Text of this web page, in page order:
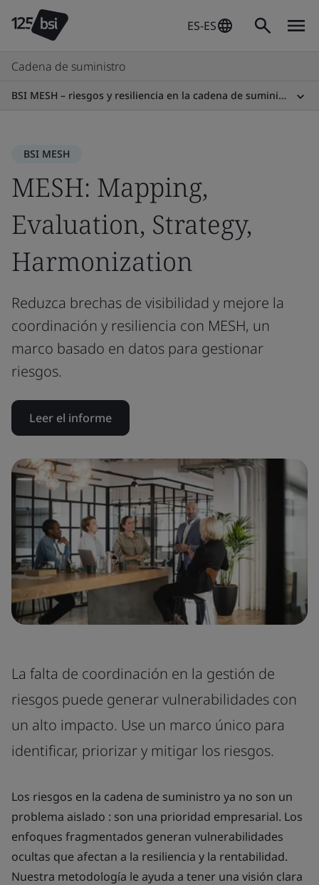
ES-ES
Cadena de suministro
BSI MESH – riesgos y resiliencia en la cadena de suministro
BSI MESH
MESH: Mapping,
Evaluation, Strategy,
Harmonization
Reduzca brechas de visibilidad y mejore la
coordinación y resiliencia con MESH, un
marco basado en datos para gestionar
riesgos.
Leer el informe
La falta de coordinación en la gestión de
riesgos puede generar vulnerabilidades con
un alto impacto. Use un marco único para
identificar, priorizar y mitigar los riesgos.
Los riesgos en la cadena de suministro ya no son un
problema aislado : son una prioridad empresarial. Los
enfoques fragmentados generan vulnerabilidades
ocultas que afectan a la resiliencia y la rentabilidad.
Nuestra metodología le ayuda a tener una visión clara